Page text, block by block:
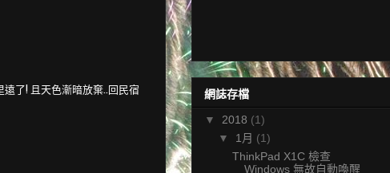
了! 且天色漸暗放棄..回民宿
網誌存檔
▼ 2018 (1)
▼ 1月 (1)
ThinkPad X1C 檢查
Windows 無故自動喚醒